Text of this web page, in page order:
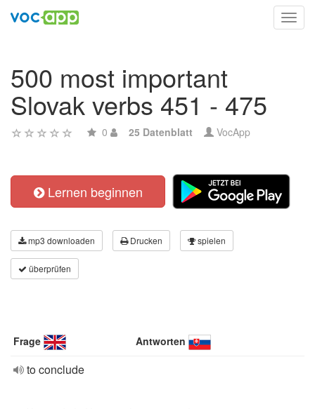
500 most important
Slovak verbs 451 - 475
0 25 Datenblatt VocApp
Lernen beginnen
mp3 downloaden Drucken spielen
überprüfen
Frage Antworten
to conclude